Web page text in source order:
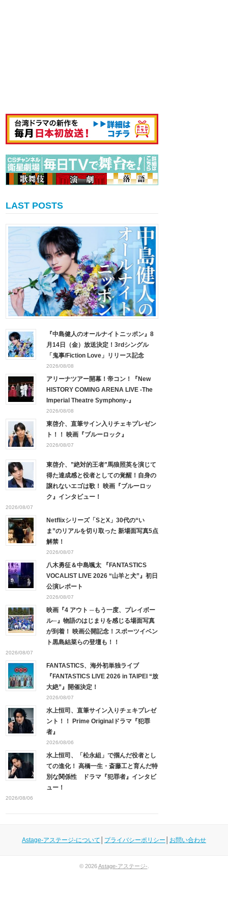
LAST POSTS
『中島健人のオールナイトニッポン』8
月14日（金）放送決定！3rdシングル
「鬼事/Fiction Love」リリース記念
2026/08/08
アリーナツアー開幕！帝コン！『New
HISTORY COMING ARENA LIVE -The
Imperial Theatre Symphony-』
2026/08/08
東啓介、直筆サイン入りチェキプレゼン
ト！！ 映画『ブルーロック』
2026/08/07
東啓介、”絶対的王者”馬狼照英を演じて
得た達成感と役者としての覚醒！自身の
譲れないエゴは歌！ 映画『ブルーロッ
ク』インタビュー！
2026/08/07
Netflixシリーズ「SとX」30代の“い
ま”のリアルを切り取った 新場面写真5点
解禁！
2026/08/07
八木勇征＆中島颯太 『FANTASTICS
VOCALIST LIVE 2026 “山羊と犬”』初日
公演レポート
2026/08/07
映画『4 アウト ─もう一度、プレイボー
ル─』物語のはじまりを感じる場面写真
が到着！ 映画公開記念！スポーツイベン
ト黒島結菜らの登壇も！！
2026/08/07
FANTASTICS、海外初単独ライブ
『FANTASTICS LIVE 2026 in TAIPEI “放
大絶”』開催決定！
2026/08/07
水上恒司、直筆サイン入りチェキプレゼ
ント！！ Prime Originalドラマ『犯罪
者』
2026/08/06
水上恒司、「松永組」で掴んだ役者とし
ての進化！ 高橋一生・斎藤工と育んだ特
別な関係性 ドラマ『犯罪者』インタビ
ュー！
2026/08/06
Astage-アステージ-について プライバシーポリシー お問い合わせ
© 2026Astage-アステージ-